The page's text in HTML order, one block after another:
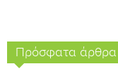
Πρόσφατα άρθρα